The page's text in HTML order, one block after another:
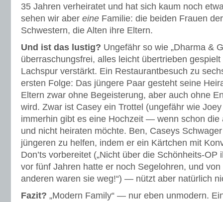
35 Jahren verheiratet und hat sich kaum noch
sehen wir aber eine Familie: die beiden Frauen
Schwestern, die Alten ihre Eltern.
Und ist das lustig? Ungefähr so wie „Dharma &
überraschungsfrei, alles leicht übertrieben
Lachspur verstärkt. Ein Restaurantbesuch zu
ersten Folge: Das jüngere Paar gesteht seine
Eltern zwar ohne Begeisterung, aber auch ohne
wird. Zwar ist Casey ein Trottel (ungefähr wie Joey
immerhin gibt es eine Hochzeit — wenn schon die
und nicht heiraten möchte. Ben, Caseys
jüngeren zu helfen, indem er ein Kärtchen mit
Don’ts vorbereitet („Nicht über die Schönheits-
vor fünf Jahren hatte er noch Segelohren, und
anderen waren sie weg!“) — nützt aber natürlich
Fazit? „Modern Family“ — nur eben unmodern.